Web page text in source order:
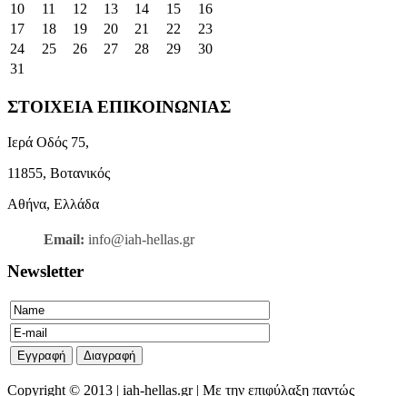
10
11 12 13 14 15
16
17
18 19 20 21 22
23
24
25 26 27 28 29
30
31
ΣΤΟΙΧΕΙΑ ΕΠΙΚΟΙΝΩΝΙΑΣ
Ιερά Οδός 75,
11855, Βοτανικός
Αθήνα, Ελλάδα
Email: info@iah-hellas.gr
Newsletter
Copyright © 2013 | iah-hellas.gr | Με την επιφύλαξη παντώς